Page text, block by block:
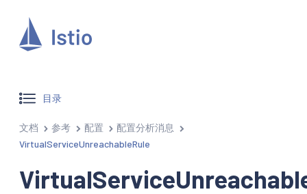
目录
文档 参考 配置
配置分析消息
VirtualServiceUnreachableRule